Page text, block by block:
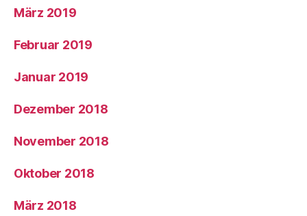
März 2019
Februar 2019
Januar 2019
Dezember 2018
November 2018
Oktober 2018
März 2018